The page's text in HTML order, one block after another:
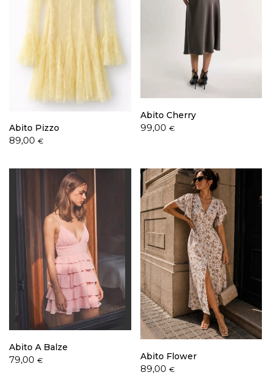
Abito Pizzo
89,00 €
Abito Cherry
99,00 €
Abito A Balze
79,00 € Abito Flower
89,00 €